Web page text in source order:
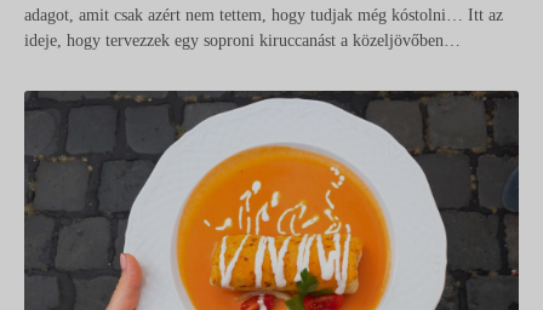
adagot, amit csak azért nem tettem, hogy tudjak még kóstolni… Itt az
ideje, hogy tervezzek egy soproni kiruccanást a közeljövőben…